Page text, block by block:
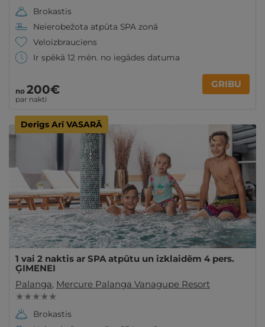
Brokastis
Neierobežota atpūta SPA zonā
Veloizbrauciens
Ir spēkā 12 mēn. no iegādes datuma
no 200€
par nakti
GRIBU
Derīgs Arī VASARĀ
1 vai 2 naktis ar SPA atpūtu un izklaidēm 4 pers.
ĢIMENEI
Palanga, Mercure Palanga Vanagupe Resort
★ ★ ★ ★ ★
Brokastis